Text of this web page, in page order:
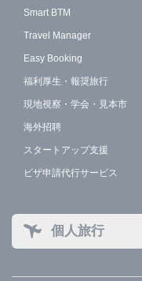
Smart BTM
Travel Manager
Easy Booking
福利厚生・報奨旅行
現地視察・学会・見本市
海外招聘
スタートアップ支援
ビザ申請代行サービス
個人旅行